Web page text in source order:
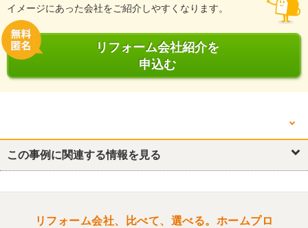
イメージにあった会社をご紹介しやすくなります。
リフォーム会社紹介を
申込む
他の箇所を見る
玄関
この事例に関連する情報を見る
リフォーム会社、比べて、選べる。ホームプロ